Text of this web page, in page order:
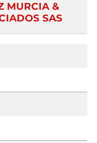
MURCIA &
SAS